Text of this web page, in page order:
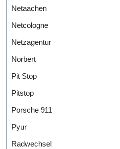
Netaachen
Netcologne
Netzagentur
Norbert
Pit Stop
Pitstop
Porsche 911
Pyur
Radwechsel